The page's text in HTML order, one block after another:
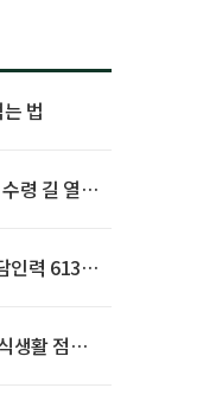
법
령 길 열린
인력 613명
생활 점수